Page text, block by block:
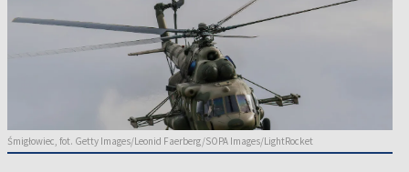
Śmigłowiec, fot. Getty Images/Leonid Faerberg/SOPA Images/LightRocket